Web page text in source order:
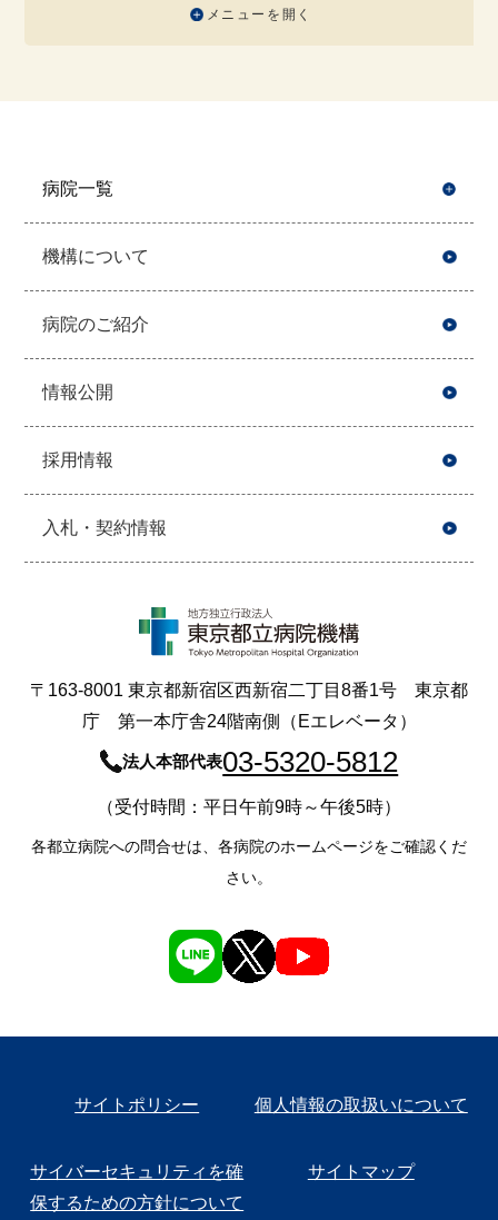
メニューを開く
病院一覧
機構について
病院のご紹介
情報公開
採用情報
入札・契約情報
〒163-8001 東京都新宿区西新宿二丁目8番1号 東京都
庁 第一本庁舎24階南側（Eエレベータ）
法人本部代表03-5320-5812
（受付時間：平日午前9時～午後5時）
各都立病院への問合せは、各病院のホームページをご確認くだ
さい。
サイトポリシー 個人情報の取扱いについて
サイバーセキュリティを確
保するための方針について
サイトマップ